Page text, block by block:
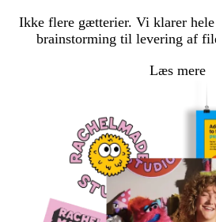
Ikke flere gætterier. Vi klarer hele
brainstorming til levering af
Læs mere